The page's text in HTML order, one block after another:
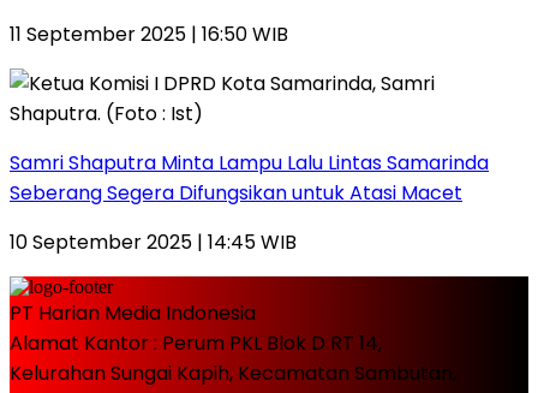
11 September 2025 | 16:50 WIB
Samri Shaputra Minta Lampu Lalu Lintas Samarinda
Seberang Segera Difungsikan untuk Atasi Macet
10 September 2025 | 14:45 WIB
PT Harian Media Indonesia
Alamat Kantor : Perum PKL Blok D RT 14,
Kelurahan Sungai Kapih, Kecamatan Sambutan,